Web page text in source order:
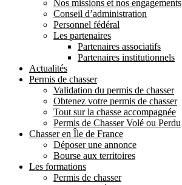
Nos missions et nos engagements
Conseil d’administration
Personnel fédéral
Les partenaires
Partenaires associatifs
Partenaires institutionnels
Actualités
Permis de chasser
Validation du permis de chasser
Obtenez votre permis de chasser
Tout sur la chasse accompagnée
Permis de Chasser Volé ou Perdu
Chasser en Île de France
Déposer une annonce
Bourse aux territoires
Les formations
Permis de chasser